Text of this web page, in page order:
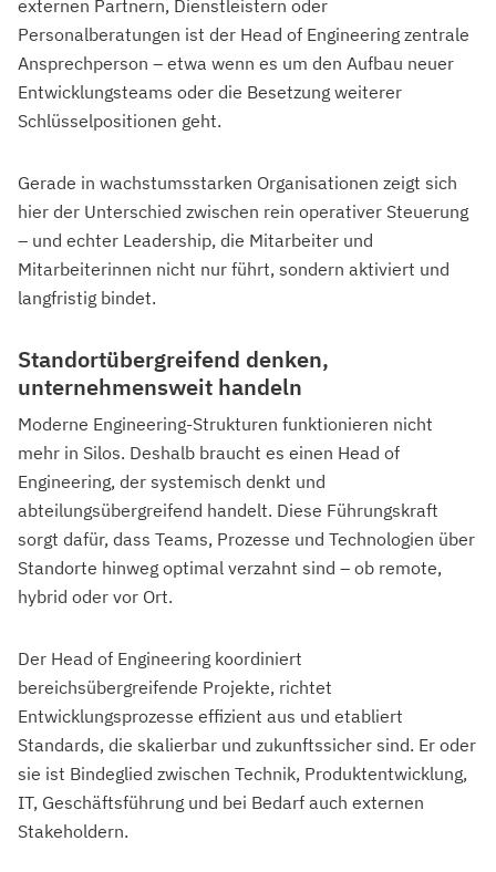
externen Partnern, Dienstleistern oder
Personalberatungen ist der Head of Engineering zentrale
Ansprechperson – etwa wenn es um den Aufbau neuer
Entwicklungsteams oder die Besetzung weiterer
Schlüsselpositionen geht.
Gerade in wachstumsstarken Organisationen zeigt sich
hier der Unterschied zwischen rein operativer Steuerung
– und echter Leadership, die Mitarbeiter und
Mitarbeiterinnen nicht nur führt, sondern aktiviert und
langfristig bindet.
Standortübergreifend denken,
unternehmensweit handeln
Moderne Engineering-Strukturen funktionieren nicht
mehr in Silos. Deshalb braucht es einen Head of
Engineering, der systemisch denkt und
abteilungsübergreifend handelt. Diese Führungskraft
sorgt dafür, dass Teams, Prozesse und Technologien über
Standorte hinweg optimal verzahnt sind – ob remote,
hybrid oder vor Ort.
Der Head of Engineering koordiniert
bereichsübergreifende Projekte, richtet
Entwicklungsprozesse effizient aus und etabliert
Standards, die skalierbar und zukunftssicher sind. Er oder
sie ist Bindeglied zwischen Technik, Produktentwicklung,
IT, Geschäftsführung und bei Bedarf auch externen
Stakeholdern.